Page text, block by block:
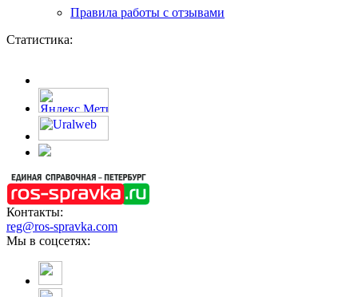
Правила работы с отзывами
Статистика:
Контакты:
reg@ros-spravka.com
Мы в соцсетях: